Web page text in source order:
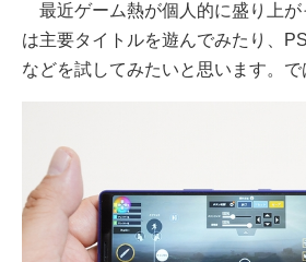
最近ゲーム熱が個人的に盛り上が
は主要タイトルを遊んでみたり、
などを試してみたいと思います。で